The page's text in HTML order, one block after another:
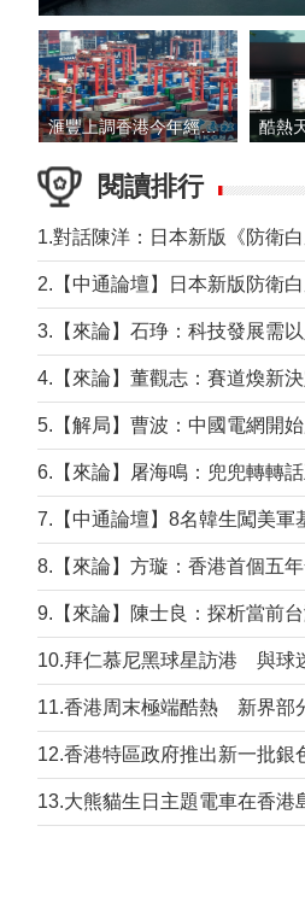
滙豐上調香港今年經濟增長預測至4.5%
閱讀排行
4.【來論】董觀志：賽道煥新
10.拜仁慕尼黑球星訪港 與球
11.香港周末極端酷熱 新界部
13.大熊貓生日主題電車在香港